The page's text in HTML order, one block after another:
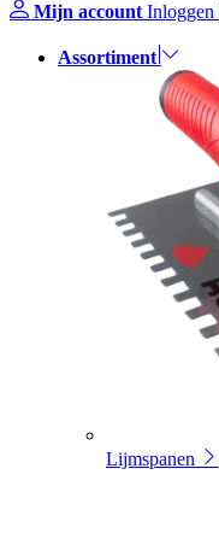
Mijn account Inloggen
Assortiment
Lijmspanen